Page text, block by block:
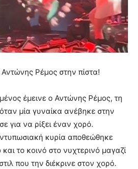
Ρέμος στην πίστα!
έμεινε ο Αντώνης Ρέμος, τη
μία γυναίκα ανέβηκε στην
για να ρίξει έναν χορό.
κυρία αποθεώθηκε
το κοινό στο νυχτερινό μαγαζί
που την διέκρινε στον χορό.